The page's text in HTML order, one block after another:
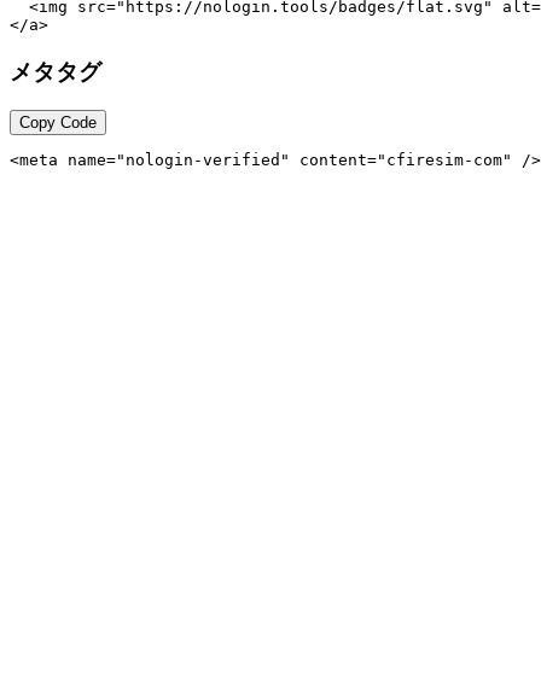
<img src="https://nologin.tools/badges/flat.svg"
</a>
メタタグ
Copy Code
<meta name="nologin-verified" content="cfiresim-com" />